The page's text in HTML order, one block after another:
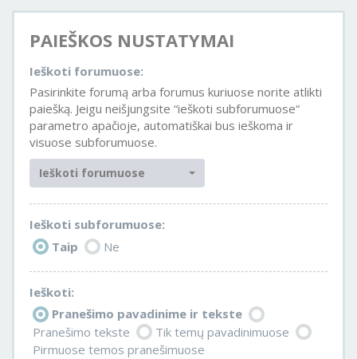
PAIEŠKOS NUSTATYMAI
Ieškoti forumuose:
Pasirinkite forumą arba forumus kuriuose norite atlikti
paiešką. Jeigu neišjungsite “ieškoti subforumuose“
parametro apačioje, automatiškai bus ieškoma ir
visuose subforumuose.
Ieškoti forumuose
Ieškoti subforumuose:
Taip
Ne
Ieškoti:
Pranešimo pavadinime ir tekste
Pranešimo tekste
Tik temų pavadinimuose
Pirmuose temos pranešimuose